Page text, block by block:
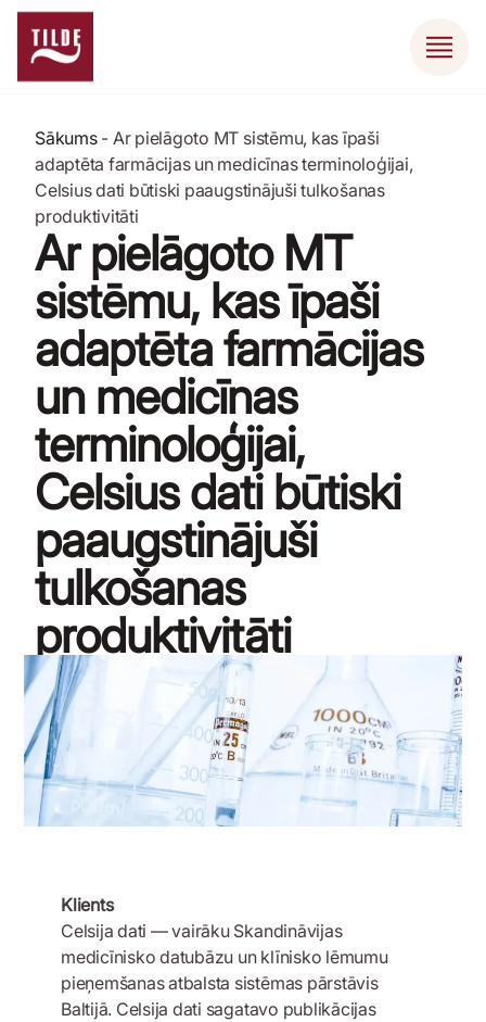
Sākums- Ar pielāgoto MT sistēmu, kas īpaši
adaptēta farmācijas un medicīnas terminoloģijai,
Celsius dati būtiski paaugstinājuši tulkošanas
produktivitāti
Ar pielāgoto MT
sistēmu, kas īpaši
adaptēta farmācijas
un medicīnas
terminoloģijai,
Celsius dati būtiski
paaugstinājuši
tulkošanas
produktivitāti
12 septembris, 2018
Klients
Celsija dati — vairāku Skandināvijas
medicīnisko datubāzu un klīnisko lēmumu
pieņemšanas atbalsta sistēmas pārstāvis
Baltijā. Celsija dati sagatavo publikācijas